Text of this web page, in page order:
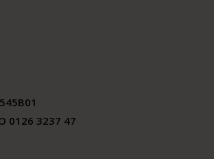
0126 3237 47